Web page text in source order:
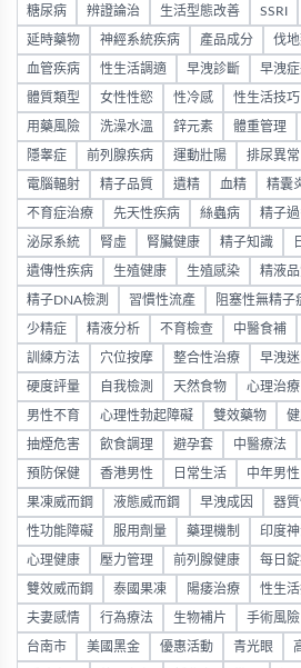
糖尿病 辨證論治 生活型態改善 SSRI
延時藥物 神經系統疾病 產品成分 伐
血管疾病 性生活調適 早洩診斷 早洩
體質類型 女性性慾 性冷感 性生活技巧
用藥風險 洗澡水溫 鋅元素 體重管理
隱睾症 前列腺疾病 運動壯陽 排尿異常
電腦輻射 精子品質 遺精 血精 精囊
不育症治療 先天性疾病 絲蟲病 精子
泌尿系統 腎虛 腎臟健康 精子知識
遺傳性疾病 生殖健康 生殖感染 精液
精子DNA檢測 習慣性流產 阻塞性無精子
少精症 精液分析 不育檢查 中醫食補
訓練方法 穴位按摩 整合性治療 早洩迷
硬度評量 自我檢測 天然食物 心理治療
男性不育 心理性勃起障礙 雙效藥物
抽煙危害 飲食調理 避孕套 中醫療法
預防保健 香港男性 日常生活 中年男性
果凍威而鋼 液態威而鋼 早洩成因 器
性功能障礙 服用劑量 藥理機制 印度神
心理健康 壓力管理 前列腺健康 每日
雙效威而鋼 泰國果凍 陽痿治療 性生
夫妻感情 行為療法 生物補片 手術風險
台南市 美國黑金 優惠活動 青光眼